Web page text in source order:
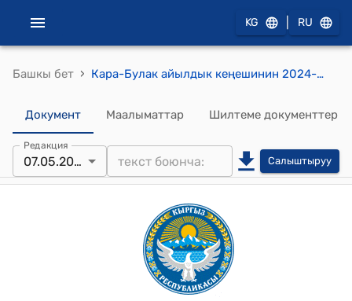
KG RU
Башкы бет › Кара-Булак айылдык кеңешинин 2024-жылдын 7-майындагы №66 "Кара-Булак айыл аймагындагы спорттук курулмалардын иштешин камсыз кылуу жөнүндө" токтому
Документ Маалыматтар Шилтеме документтер
Редакция
07.05.2024 Салыштыруу